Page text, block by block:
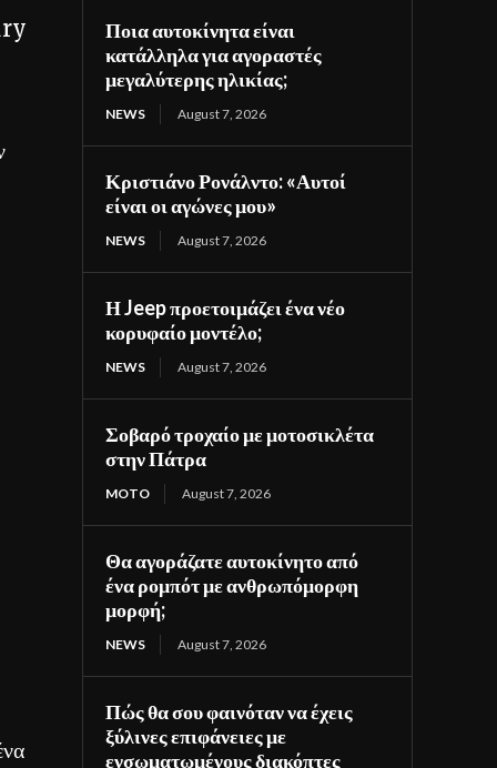
Ποια αυτοκίνητα είναι
κατάλληλα για αγοραστές
μεγαλύτερης ηλικίας;
NEWS August 7, 2026
Κριστιάνο Ρονάλντο: «Αυτοί
είναι οι αγώνες μου»
NEWS August 7, 2026
Η Jeep προετοιμάζει ένα νέο
κορυφαίο μοντέλο;
NEWS August 7, 2026
Σοβαρό τροχαίο με μοτοσικλέτα
στην Πάτρα
MOTO August 7, 2026
Θα αγοράζατε αυτοκίνητο από
ένα ρομπότ με ανθρωπόμορφη
μορφή;
NEWS August 7, 2026
Πώς θα σου φαινόταν να έχεις
ξύλινες επιφάνειες με
ενσωματωμένους διακόπτες